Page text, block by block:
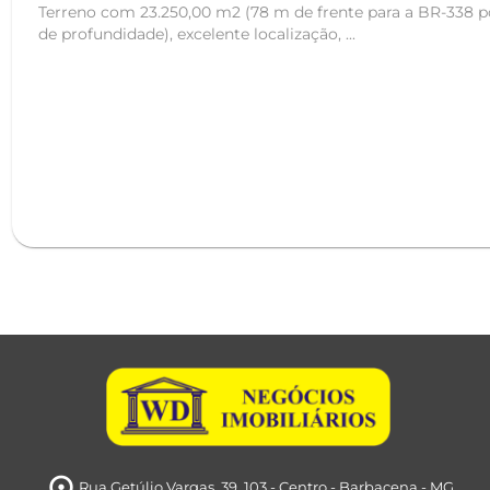
Terreno com 23.250,00 m2 (78 m de frente para a BR-338
de profundidade), excelente localização, ...